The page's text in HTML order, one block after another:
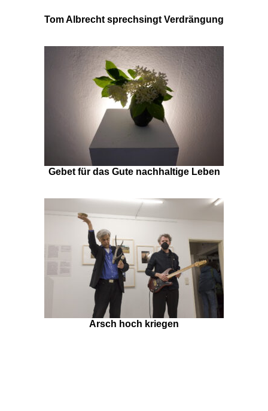
Tom Albrecht sprechsingt Verdrängung
Gebet für das Gute nachhaltige Leben
Arsch hoch kriegen